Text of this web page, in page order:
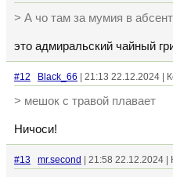
> А чо там за мумия в
это адмиральский чайный
#12 Black_66 | 21:13 22.12.2024 |
> мешок с травой плавает
Ничоси!
#13 mr.second | 21:58 22.12.2024 |